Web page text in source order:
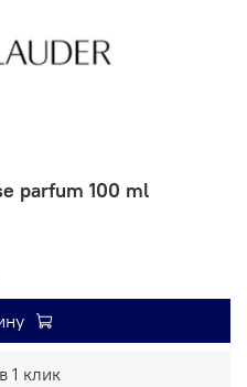
parfum 100 ml
1 клик